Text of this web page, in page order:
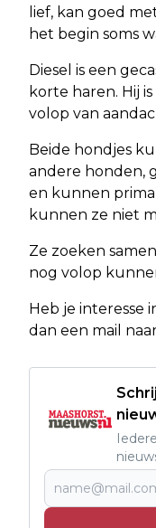
lief, kan goed
het begin soms
Diesel is een
korte haren. Hij
volop van
Beide hondjes
andere honden,
en kunnen
kunnen ze niet
Ze zoeken
nog volop
Heb je interesse
dan een mail